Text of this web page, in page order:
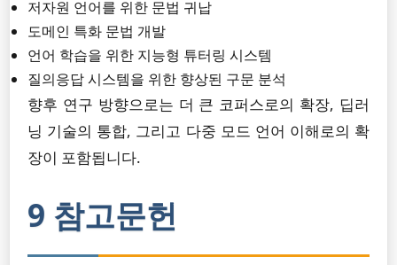
저자원 언어를 위한 문법 귀납
도메인 특화 문법 개발
언어 학습을 위한 지능형 튜터링 시스템
질의응답 시스템을 위한 향상된 구문 분석
향후 연구 방향으로는 더 큰 코퍼스로의 확장, 딥러
닝 기술의 통합, 그리고 다중 모드 언어 이해로의 확
장이 포함됩니다.
9 참고문헌